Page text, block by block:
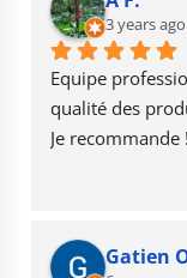
o
o
k
a
m
b
e
3 years ago
Equipe
qualité des
Je recommande !
Gatien